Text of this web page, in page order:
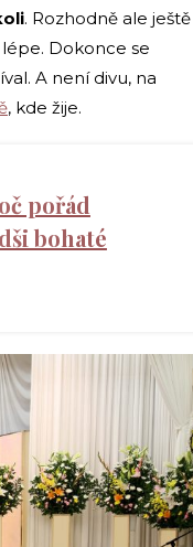
. Rozhodně ale ještě
Dokonce se
A není divu, na
, kde žije.
pořád
bohaté